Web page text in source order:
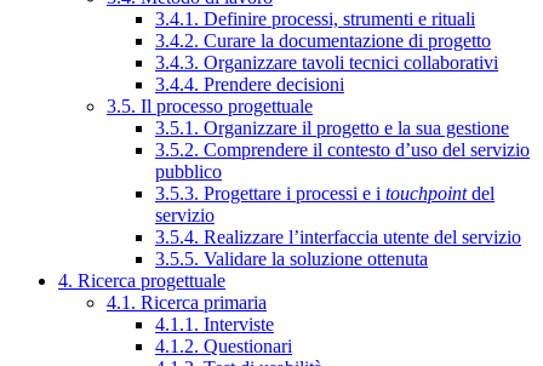
3.4.1. Definire processi, strumenti e rituali
3.4.2. Curare la documentazione di progetto
3.4.3. Organizzare tavoli tecnici collaborativi
3.4.4. Prendere decisioni
3.5. Il processo progettuale
3.5.1. Organizzare il progetto e la sua gestione
3.5.2. Comprendere il contesto d’uso del servizio
pubblico
3.5.3. Progettare i processi e i touchpointdel
servizio
3.5.4. Realizzare l’interfaccia utente del servizio
3.5.5. Validare la soluzione ottenuta
4. Ricerca progettuale
4.1. Ricerca primaria
4.1.1. Interviste
4.1.2. Questionari